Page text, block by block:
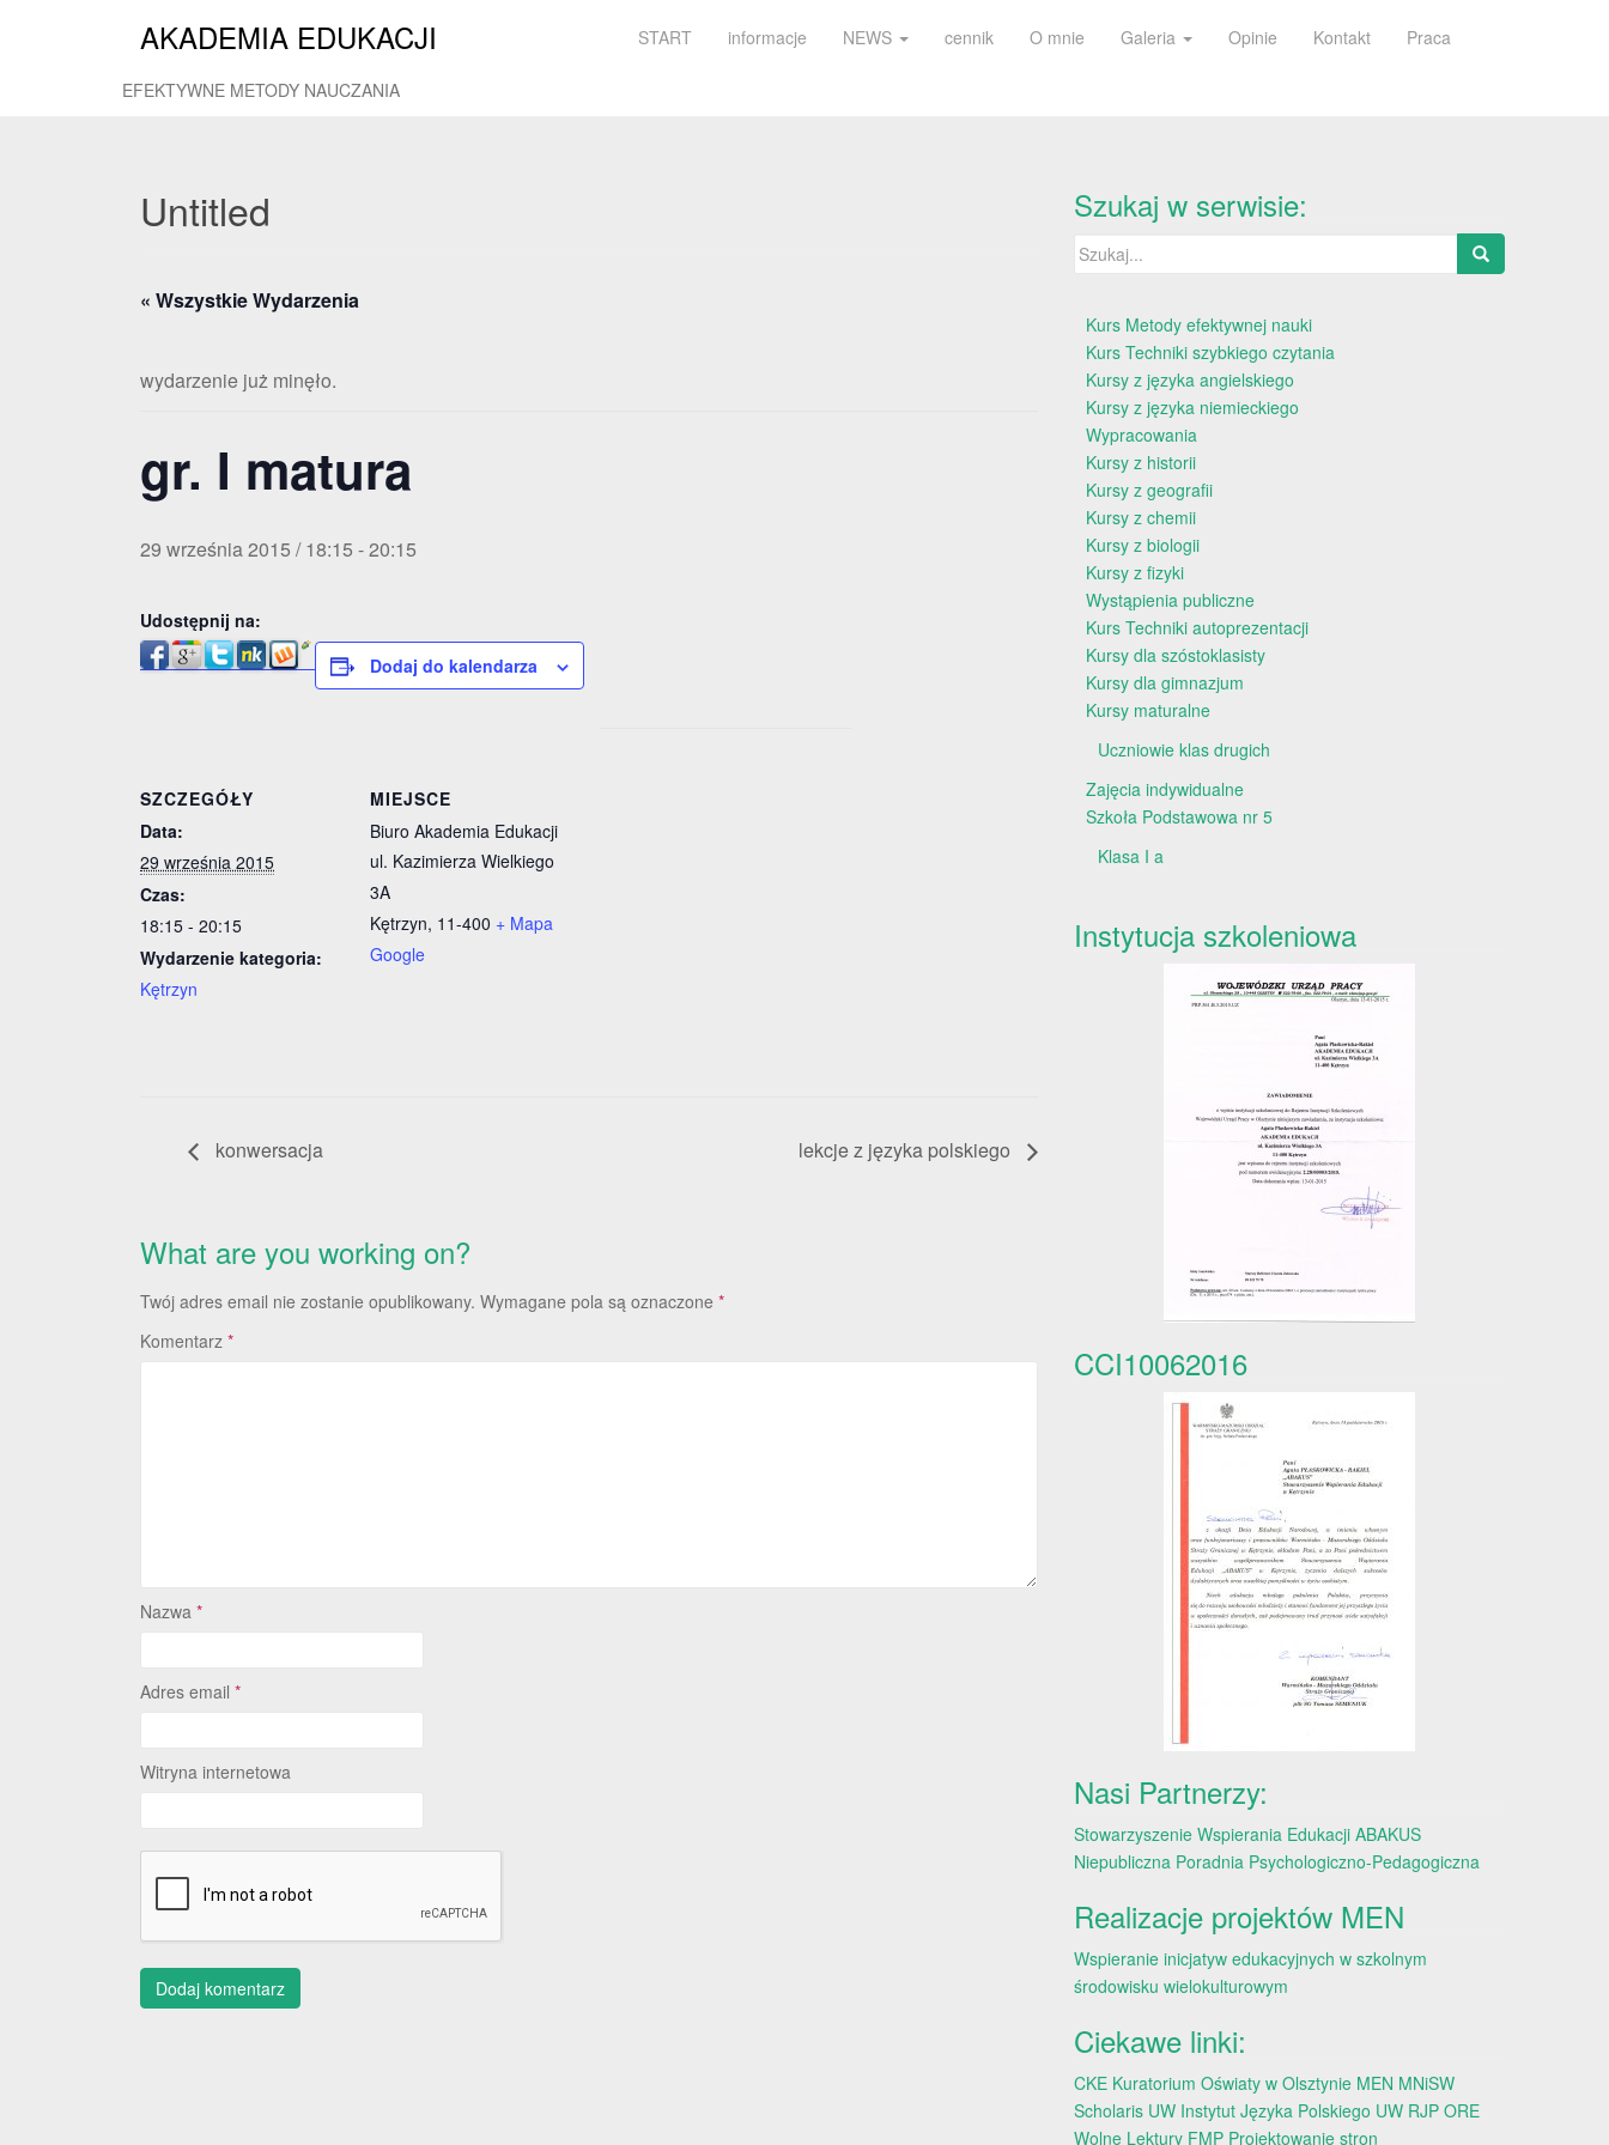
AKADEMIA EDUKACJI
EFEKTYWNE METODY NAUCZANIA
START informacje NEWS cennik O mnie Galeria Opinie Kontakt Praca
Untitled
« Wszystkie Wydarzenia
wydarzenie już minęło.
gr. I matura
29 września 2015 / 18:15 -20:15
Udostępnij na:
Dodaj do kalendarza
SZCZEGÓŁY
Data:
29 września 2015
Czas:
18:15 - 20:15
Wydarzenie kategoria:
Kętrzyn
MIEJSCE
Biuro Akademia Edukacji
ul. Kazimierza Wielkiego
3A
Kętrzyn, 11-400 + Mapa
Google
konwersacja lekcje z języka polskiego
What are you working on?
Twój adres email nie zostanie opublikowany. Wymagane pola są oznaczone *
Komentarz *
Nazwa *
Adres email *
Witryna internetowa
Szukaj w serwisie:
Szukaj:
Kurs Metody efektywnej nauki
Kurs Techniki szybkiego czytania
Kursy z języka angielskiego
Kursy z języka niemieckiego
Wypracowania
Kursy z historii
Kursy z geografii
Kursy z chemii
Kursy z biologii
Kursy z fizyki
Wystąpienia publiczne
Kurs Techniki autoprezentacji
Kursy dla szóstoklasisty
Kursy dla gimnazjum
Kursy maturalne
Uczniowie klas drugich
Zajęcia indywidualne
Szkoła Podstawowa nr 5
Klasa I a
Instytucja szkoleniowa
CCI10062016
Nasi Partnerzy:
Stowarzyszenie Wspierania Edukacji ABAKUS
Niepubliczna Poradnia Psychologiczno-Pedagogiczna
Realizacje projektów MEN
Wspieranie inicjatyw edukacyjnych w szkolnym
środowisku wielokulturowym
Ciekawe linki:
CKE Kuratorium Oświaty w Olsztynie MEN MNiSW
Scholaris UW Instytut Języka Polskiego UW RJP ORE
Wolne Lektury FMP Projektowanie stron